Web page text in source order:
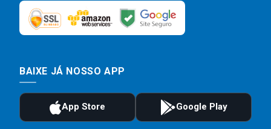
BAIXE JÁ NOSSO APP